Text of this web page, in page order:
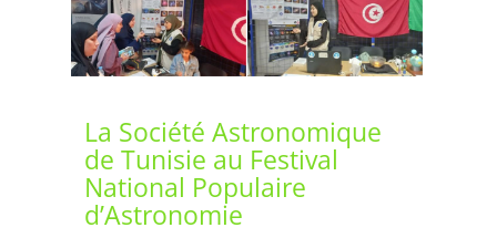
La Société Astronomique
de Tunisie au Festival
National Populaire
d’Astronomie